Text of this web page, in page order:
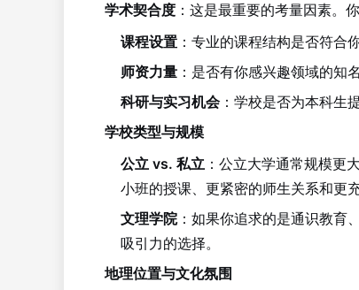
学术契合度 ：这是最重要的考量因素。
课程设置 ：专业的课程结构是否符合
师资力量 ：是否有你感兴趣领域的知
科研与实习机会：学校是否为本科生
学校类型与规模
公立 vs. 私立 ：公立大学通常规模更
小班的授课、更紧密的师生关系和更
文理学院：如果你追求的是通识教育
吸引力的选择。
地理位置与文化氛围